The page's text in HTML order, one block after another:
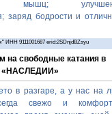
мышц;
заряд бодрости и
9111001687 erid:2SDnjdBZsyu
на свободные катания в
«НАСЛЕДИИ»
в разгаре, а у нас на
свежо и